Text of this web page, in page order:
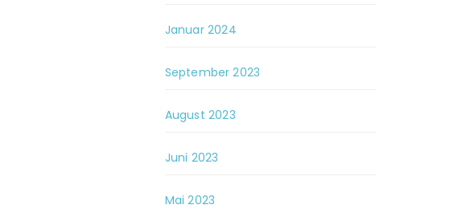
Januar 2024
September 2023
August 2023
Juni 2023
Mai 2023